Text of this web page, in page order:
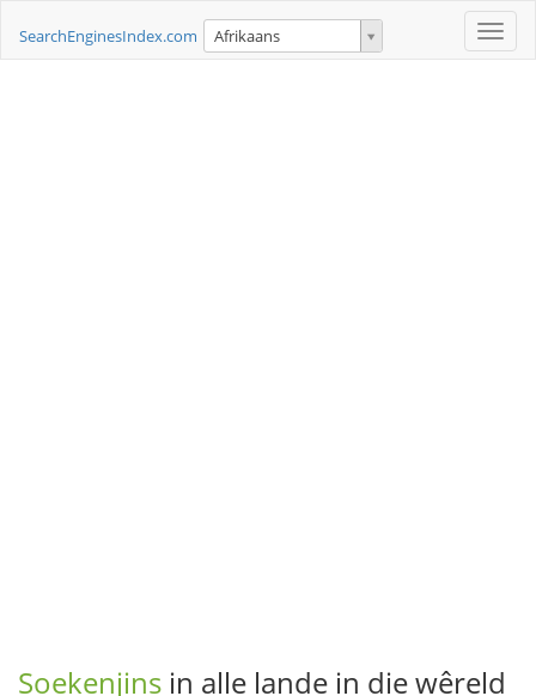
Toggle
SearchEnginesIndex.com Afrikaans
Soekenjins in alle lande in die wêreld